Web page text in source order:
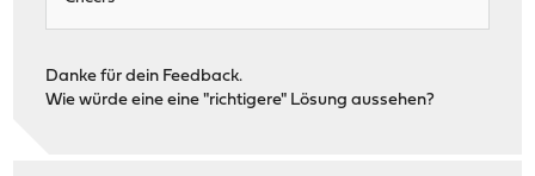
Danke für dein Feedback.
Wie würde eine eine "richtigere" Lösung aussehen?